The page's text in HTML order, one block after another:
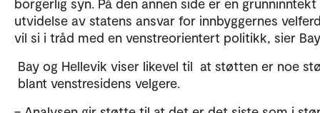
utvidelse av statens ansvar for innbyggernes
vil si i tråd med en venstreorientert politikk, sier
Bay og Hellevik viser likevel til at støtten er noe
blant venstresidens velgere.